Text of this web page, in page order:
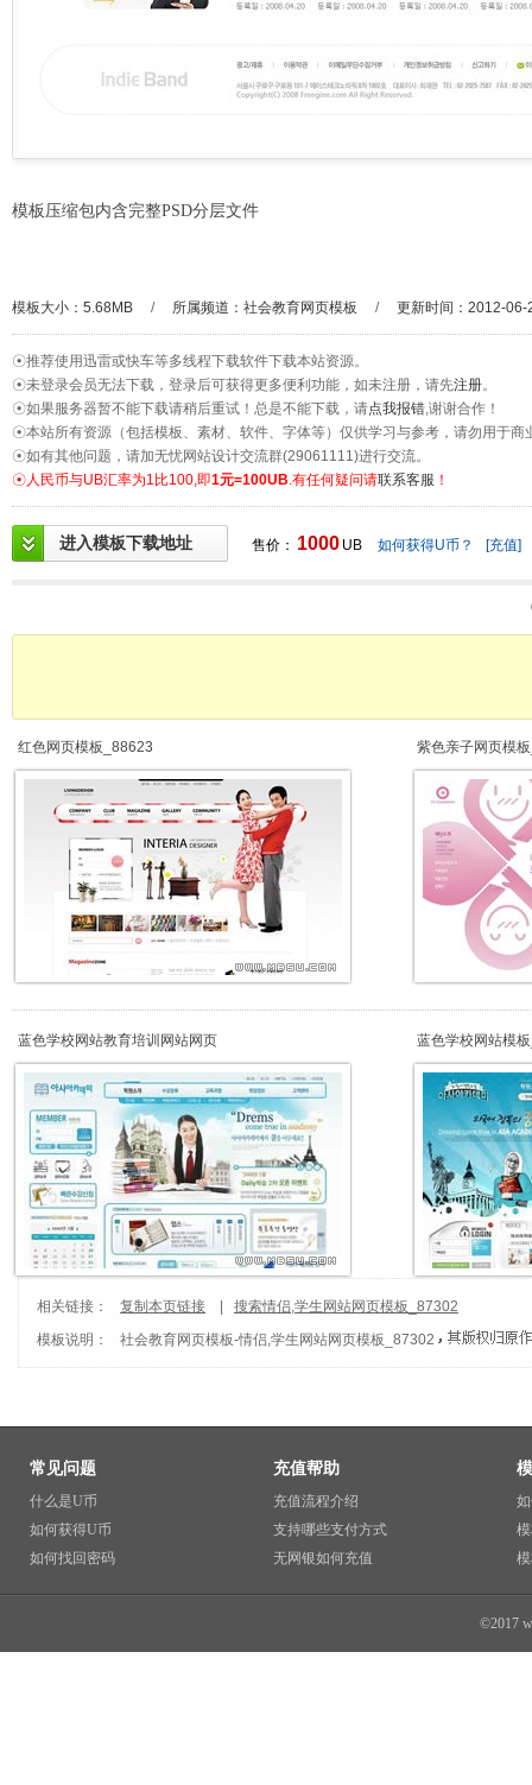
模板压缩包内含完整PSD分层文件
模板大小：5.68MB / 所属频道： 社会教育网页模板 / 更新时间：2012-06-
☉推荐使用迅雷或快车等多线程下载软件下载本站资源。
☉未登录会员无法下载，登录后可获得更多便利功能，如未注册，请先注册。
☉如果服务器暂不能下载请稍后重试！总是不能下载，请点我报错,谢谢合作！
☉本站所有资源（包括模板、素材、软件、字体等）仅供学习与参考，请勿用于商
☉如有其他问题，请加无忧网站设计交流群(29061111)进行交流。
☉人民币与UB汇率为1比100,即1元=100UB.有任何疑问请联系客服 ！
进入模板下载地址 售价： 1000 UB 如何获得U币？ [充值]
红色网页模板_88623 紫色亲子网页模
蓝色学校网站教育培训网站网页 蓝色学校网站模
相关链接： 复制本页链接
搜索情侣,学生网站网页模板_87302
模板说明：
社会教育网页模板-情侣,学生网站网页模板_87302
常见问题
什么是U币
如何获得U币
如何找回密码
充值帮助
充值流程介绍
支持哪些支付方式
无网银如何充值
©2017